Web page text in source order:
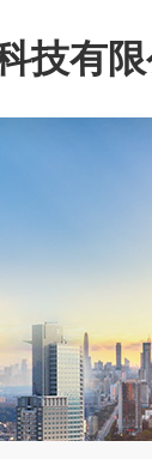
技有